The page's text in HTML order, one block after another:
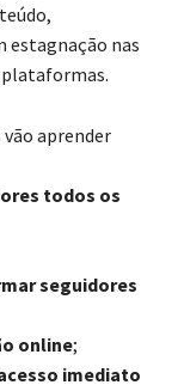
estagnação nas
aprender
todos os
seguidores
online;
imediato